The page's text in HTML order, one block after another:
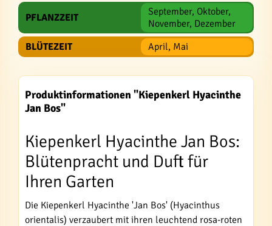
PFLANZZEIT
September, Oktober,
November, Dezember
BLÜTEZEIT
April, Mai
Produktinformationen "Kiepenkerl Hyacinthe
Jan Bos"
Kiepenkerl Hyacinthe Jan Bos:
Blütenpracht und Duft für
Ihren Garten
Die Kiepenkerl Hyacinthe 'Jan Bos' (Hyacinthus
orientalis) verzaubert mit ihren leuchtend rosa-roten